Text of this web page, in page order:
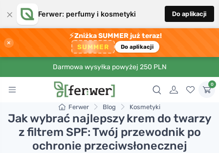
× Ferwer: perfumy i kosmetyki Do aplikacji
×
⚡Zniżka SUMMER już teraz!
SUMMER Do aplikacji
Darmowa wysyłka powyżej 250 PLN
0
Ferwer Blog Kosmetyki
Jak wybrać najlepszy krem do twarzy
z filtrem SPF: Twój przewodnik po
ochronie przeciwsłonecznej